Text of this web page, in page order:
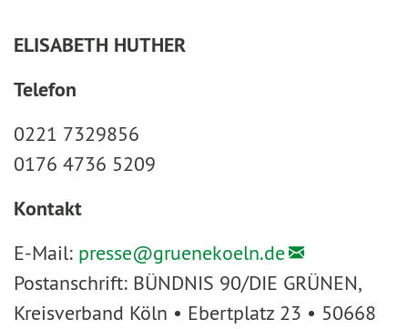
ELISABETH HUTHER
Telefon
0221 7329856
0176 4736 5209
Kontakt
E-Mail: presse@gruenekoeln.de
Postanschrift: BÜNDNIS 90/DIE GRÜNEN,
Kreisverband Köln • Ebertplatz 23 • 50668